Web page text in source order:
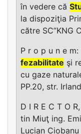
în vedere că
la dispoziţia
către SC”KNG
P r o p u n e m:
fezabilitate şi
cu gaze
PP.20, str.
D I R E C T O
tin Miuţ ing.
Lucian Ciobanu